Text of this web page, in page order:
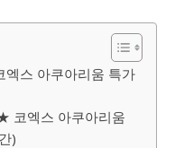
스 아쿠아리움 특가
코엑스 아쿠아리움
)